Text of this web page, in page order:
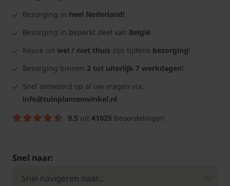
Bezorging in heel Nederland!
Bezorging in beperkt deel van België
Keuze uit wel / niet thuis zijn tijdens bezorging!
Bezorging binnen 2 tot uiterlijk 7 werkdagen!
Snel antwoord op al uw vragen via:
info@tuinplantenwinkel.nl
9.5 uit 41025 beoordelingen
Snel naar: